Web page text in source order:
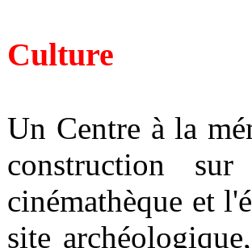
Culture
Un Centre à la
construction
cinémathèque et
site